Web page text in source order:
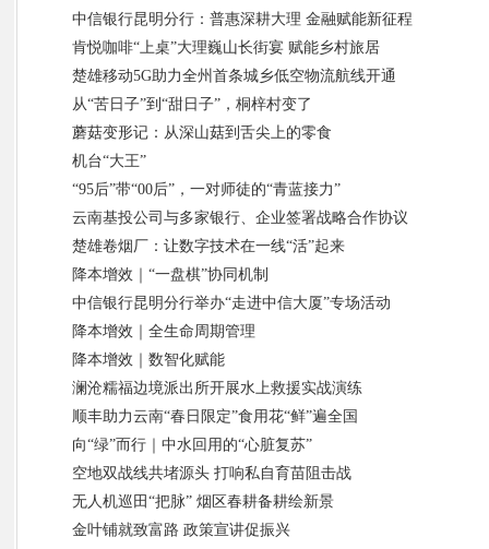
中信银行昆明分行：普惠深耕大理 金融赋能新征程
肯悦咖啡“上桌”大理巍山长街宴 赋能乡村旅居
楚雄移动5G助力全州首条城乡低空物流航线开通
从“苦日子”到“甜日子”，桐梓村变了
蘑菇变形记：从深山菇到舌尖上的零食
机台“大王”
“95后”带“00后”，一对师徒的“青蓝接力”
云南基投公司与多家银行、企业签署战略合作协议
楚雄卷烟厂：让数字技术在一线“活”起来
降本增效｜“一盘棋”协同机制
中信银行昆明分行举办“走进中信大厦”专场活动
降本增效｜全生命周期管理
降本增效｜数智化赋能
澜沧糯福边境派出所开展水上救援实战演练
顺丰助力云南“春日限定”食用花“鲜”遍全国
向“绿”而行｜中水回用的“心脏复苏”
空地双战线共堵源头 打响私自育苗阻击战
无人机巡田“把脉” 烟区春耕备耕绘新景
金叶铺就致富路 政策宣讲促振兴